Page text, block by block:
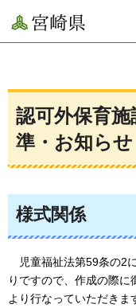
宮崎県
認可外保育
準・お知らせ
様式関係
児童福祉法第59条の2
りですので、作成の際
より行なっていただきま